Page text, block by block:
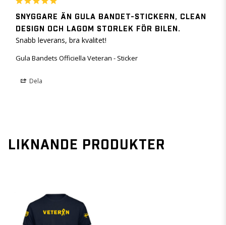
SNYGGARE ÄN GULA BANDET-STICKERN, CLEAN
DESIGN OCH LAGOM STORLEK FÖR BILEN.
Snabb leverans, bra kvalitet!
Gula Bandets Officiella Veteran - Sticker
Dela
LIKNANDE PRODUKTER